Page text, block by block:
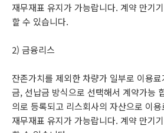
재무재표 유지가 가능랍니다. 계약 만기
할 수 있습니다.
2) 금융리스
잔존가치를 제외한 차량가 일부로 이용
금, 선납금 방식으로 선택해서 계약가능
의로 등록되고 리스회사의 자산으로 이
재무재표 유지가 가능랍니다. 계약 만기